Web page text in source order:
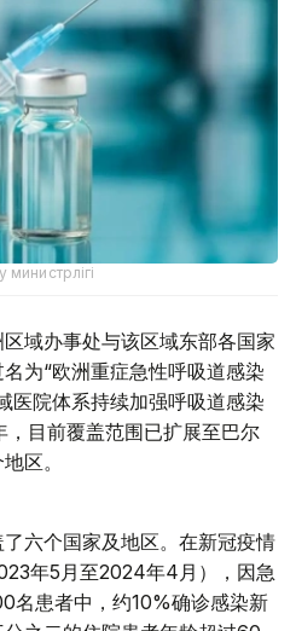
域办事处与该区域东部各国家
为“欧洲重症急性呼吸道感染
医院体系持续加强呼吸道感染
目前覆盖范围已扩展至巴尔
区。
六个国家及地区。在新冠疫情
年5月至2024年4月），因急
名患者中，约10%确诊感染新